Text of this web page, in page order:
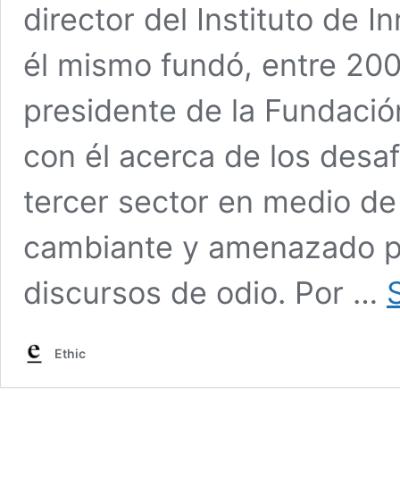
director del Instituto de
él mismo fundó, entre
presidente de la
con él acerca de los
tercer sector en medio
cambiante y amenazado
discursos de odio. Por …
Ethic